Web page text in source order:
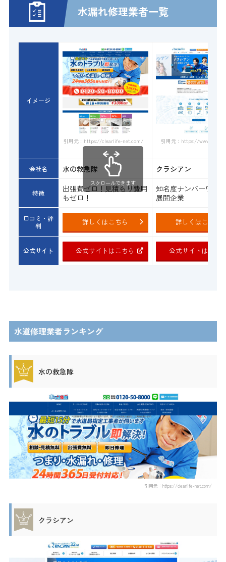
水漏れ修理業者一覧
イメージ
引用元：https://clearlife-net.com/ 引用元：https://
会社名 水の救急隊 クラシアン
特徴
出張費ゼロ！見積もり費用
もゼロ！
知名度ナンバーワン
展開企業
口コミ・評
判
詳しくはこちら 詳しくはこちら
公式サイト 公式サイトはこちら 公式サイトはこち
スクロールできます
水道修理業者ランキング
水の救急隊
引用元：https://clearlife-net.com/
クラシアン